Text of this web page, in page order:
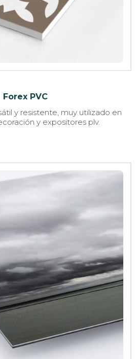
Forex PVC
y resistente, muy utilizado en
y expositores plv.